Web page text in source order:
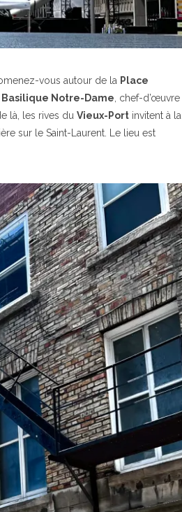
vous autour de la Place
Basilique Notre-Dame, chef-d’œuvre
là, les rives du Vieux-Port invitent à la
sur le Saint-Laurent. Le lieu est